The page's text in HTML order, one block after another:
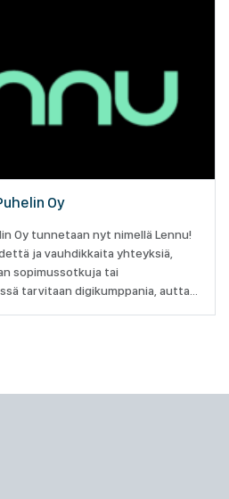
Oy
Oy tunnetaan nyt nimellä Lennu!
ja vauhdikkaita yhteyksiä,
sopimussotkuja tai
tarvitaan digikumppania, auttaa